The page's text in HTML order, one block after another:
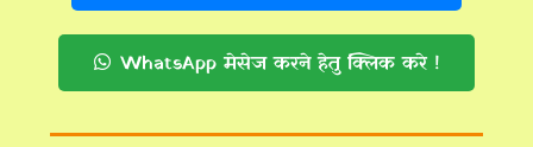
WhatsApp मेसेज करने हेतु क्लिक करे !